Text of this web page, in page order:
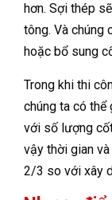
hơn. Sợi thép
tông. Và chúng
hoặc bổ sung
Trong khi thi
chúng ta có
với số lượng
vậy thời gian
2/3 so với xây